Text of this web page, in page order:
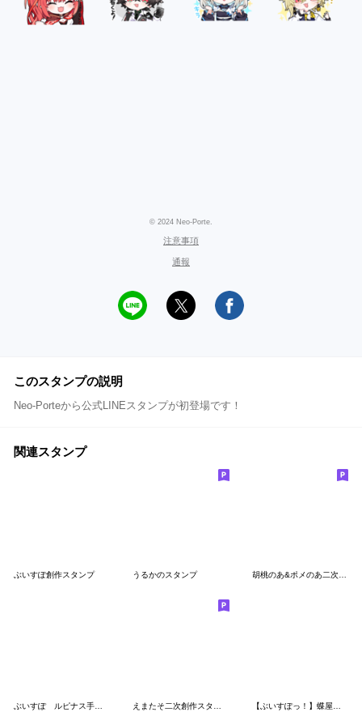
© 2024 Neo-Porte.
注意事項
通報
このスタンプの説明
Neo-Porteから公式LINEスタンプが初登場です！
関連スタンプ
ぶいすぽ創作スタンプ うるかのスタンプ 胡桃のあ&ポメのあ二次創作スタンプ